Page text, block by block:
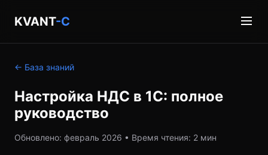
KVANT-C
← База знаний
Настройка НДС в 1С: полное
руководство
Обновлено: февраль 2026 • Время чтения: 2 мин